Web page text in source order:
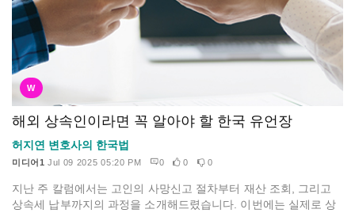
W
해외 상속인이라면 꼭 알아야 할 한국 유언장
허지연 변호사의 한국법
미디어1 Jul 09 2025 05:20 PM 0 0 0
지난 주 칼럼에서는 고인의 사망신고 절차부터 재산 조회, 그리고
상속세 납부까지의 과정을 소개해드렸습니다. 이번에는 실제로 상